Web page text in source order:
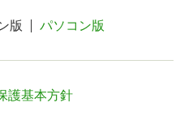
版 パソコン版
護基本方針